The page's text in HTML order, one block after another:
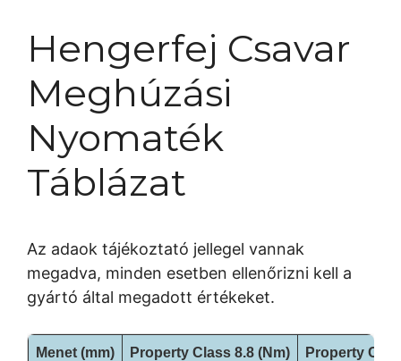
Hengerfej Csavar
Meghúzási
Nyomaték
Táblázat
Az adaok tájékoztató jellegel vannak
megadva, minden esetben ellenőrizni kell a
gyártó által megadott értékeket.
Menet (mm) Property Class 8.8 (Nm) Property